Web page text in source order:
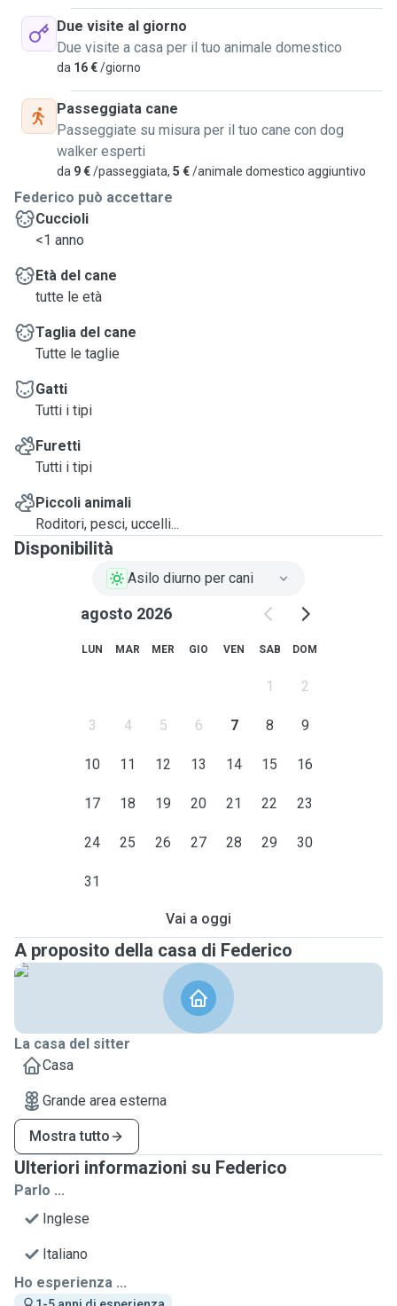
intramuscolari
-House sitting per brevi periodi
Spero possiate prendermi in considerazione qualora
aveste bisogno di qualcuno che si occupi dei vostri amici
pelosi, prometto che farò del mio meglio per non far sentire
loro la vostra mancanza e di occuparmene al meglio delle
mie capacità.
Due visite al giorno
Due visite a casa per il tuo animale domestico
da 16 €/giorno
Passeggiata cane
Passeggiate su misura per il tuo cane con dog
walker esperti
da 9 €/passeggiata, 5 €/animale domestico aggiuntivo
Federico può accettare
Cuccioli
<1 anno
Età del cane
tutte le età
Taglia del cane
Tutte le taglie
Gatti
Tutti i tipi
Furetti
Tutti i tipi
Piccoli animali
Roditori, pesci, uccelli...
Disponibilità
Asilo diurno per cani
agosto 2026
LUN MAR MER GIO VEN SAB DOM
1 2
3 4 5 6 7 8 9
10 11 12 13 14 15 16
17 18 19 20 21 22 23
24 25 26 27 28 29 30
31
Vai a oggi
A proposito della casa di Federico
La casa del sitter
Casa
Grande area esterna
Mostra tutto
Ulteriori informazioni su Federico
Parlo ...
Inglese
Italiano
Ho esperienza ...